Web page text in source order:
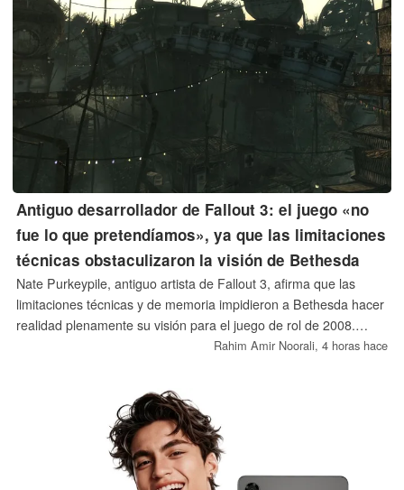
Antiguo desarrollador de Fallout 3: el juego «no
fue lo que pretendíamos», ya que las limitaciones
técnicas obstaculizaron la visión de Bethesda
Nate Purkeypile, antiguo artista de Fallout 3, afirma que las
limitaciones técnicas y de memoria impidieron a Bethesda hacer
realidad plenamente su visión para el juego de rol de 2008.
Espera que la remasterización confirmada reconstruya de forma
las texturas y aplicar mejoras visuales superficiales.
Rahim Amir Noorali, 4 horas hace